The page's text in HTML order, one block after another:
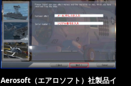
Aerosoft（エアロソフト）社製品イ